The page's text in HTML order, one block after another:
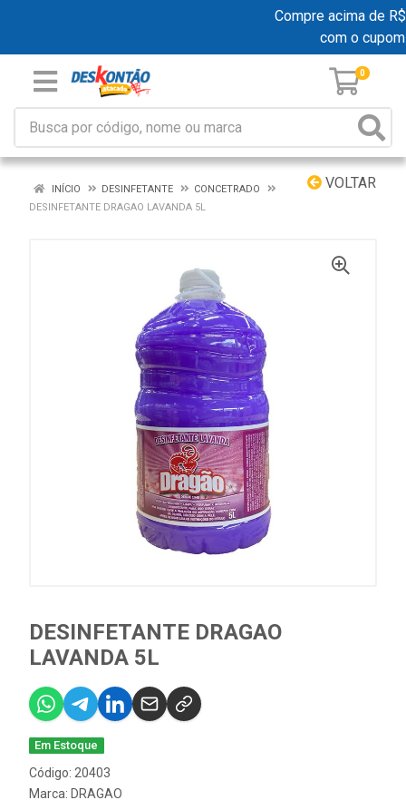
Compre acima de
com o cupom
0
VOLTAR
INÍCIO DESINFETANTE
CONCETRADO
DESINFETANTE DRAGAO LAVANDA 5L
DESINFETANTE DRAGAO
LAVANDA 5L
Em Estoque
Código: 20403
Marca: DRAGAO